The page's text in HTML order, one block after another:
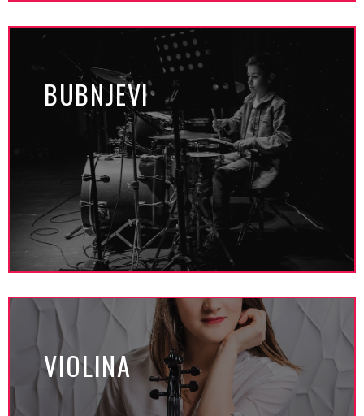
BUBNJEVI
VIOLINA